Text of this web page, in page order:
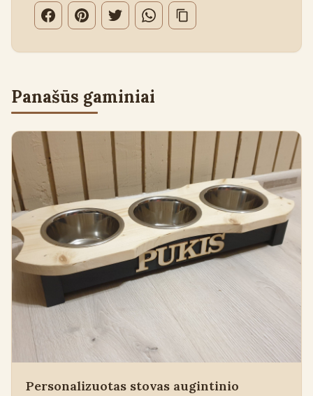
Panašūs gaminiai
Personalizuotas stovas augintinio